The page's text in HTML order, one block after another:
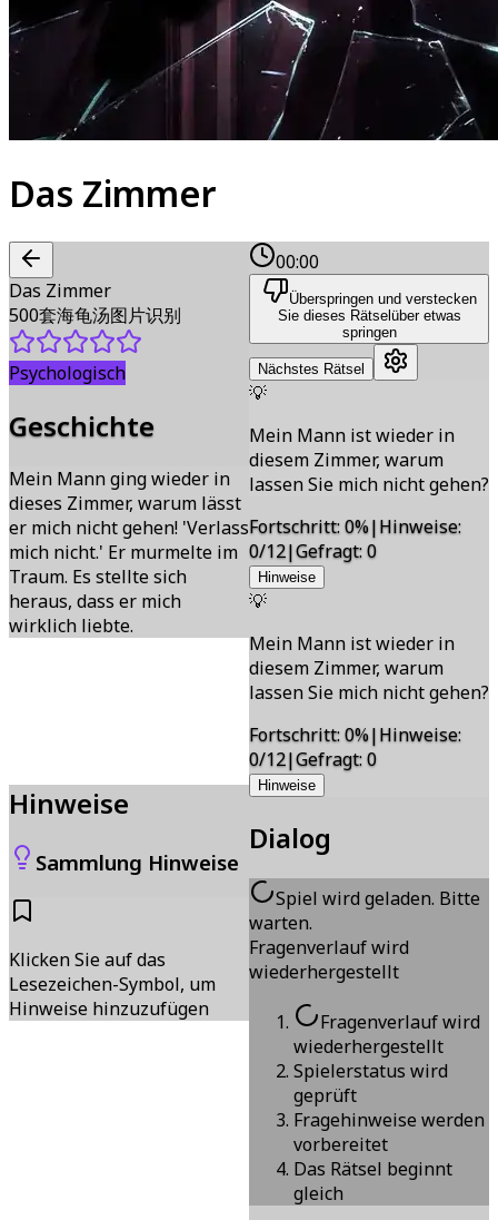
Das Zimmer
Das Zimmer
500套海龟汤图片识别
Psychologisch
Geschichte
Mein Mann ging wieder in
dieses Zimmer, warum lässt
er mich nicht gehen! 'Verlass
mich nicht.' Er murmelte im
Traum. Es stellte sich
heraus, dass er mich
wirklich liebte.
Hinweise
Sammlung Hinweise
Klicken Sie auf das
Lesezeichen-Symbol, um
Hinweise hinzuzufügen
00:00
Überspringen und verstecken
Sie dieses Rätsel über etwas
springen
Nächstes Rätsel
💡
Mein Mann ist wieder in
diesem Zimmer, warum
lassen Sie mich nicht gehen?
Fortschritt:0%|Hinweise:
0/12|Gefragt:0
Hinweise
💡
Mein Mann ist wieder in
diesem Zimmer, warum
lassen Sie mich nicht gehen?
Fortschritt:0%|Hinweise:
0/12|Gefragt:0
Hinweise
Dialog
Spiel wird geladen. Bitte
warten.
Fragenverlauf wird
wiederhergestellt
Fragenverlauf wird
wiederhergestellt
Spielerstatus wird
geprüft
Fragehinweise werden
vorbereitet
Das Rätsel beginnt
gleich